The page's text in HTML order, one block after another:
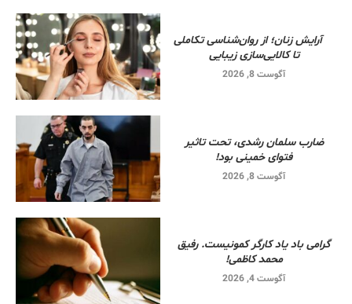
آرایش زنان؛ از روان‌شناسی تکاملی
تا کالایی‌سازی زیبایی
آگوست 8, 2026
ضارب سلمان رشدی، تحت تاثیر
فتوای خمینی بود!
آگوست 8, 2026
گرامی باد یاد کارگر کمونیست. رفیق
محمد کاظمی!
آگوست 4, 2026